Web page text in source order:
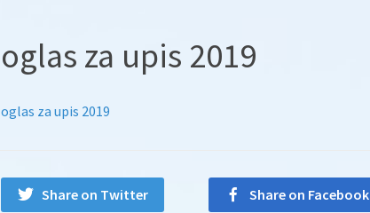
oglas za upis 2019
oglas za upis 2019
Share on Twitter Share on Facebook